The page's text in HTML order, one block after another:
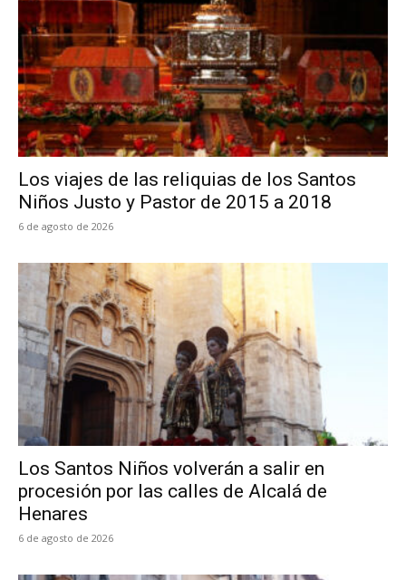
Los viajes de las reliquias de los Santos
Niños Justo y Pastor de 2015 a 2018
6 de agosto de 2026
Los Santos Niños volverán a salir en
procesión por las calles de Alcalá de
Henares
6 de agosto de 2026